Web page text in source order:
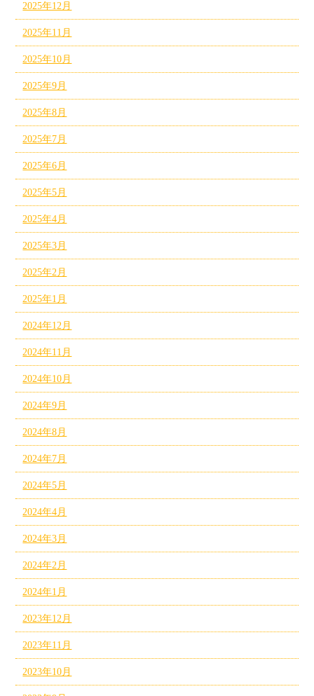
2025年12月
2025年11月
2025年10月
2025年9月
2025年8月
2025年7月
2025年6月
2025年5月
2025年4月
2025年3月
2025年2月
2025年1月
2024年12月
2024年11月
2024年10月
2024年9月
2024年8月
2024年7月
2024年5月
2024年4月
2024年3月
2024年2月
2024年1月
2023年12月
2023年11月
2023年10月